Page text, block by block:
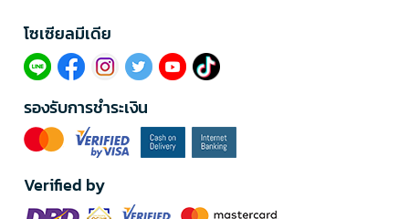
โซเซียลมีเดีย​
รองรับการชำระเงิน
Verified by